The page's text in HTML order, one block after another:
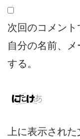
次回のコメン
自分の名前、
する。
上に表示された